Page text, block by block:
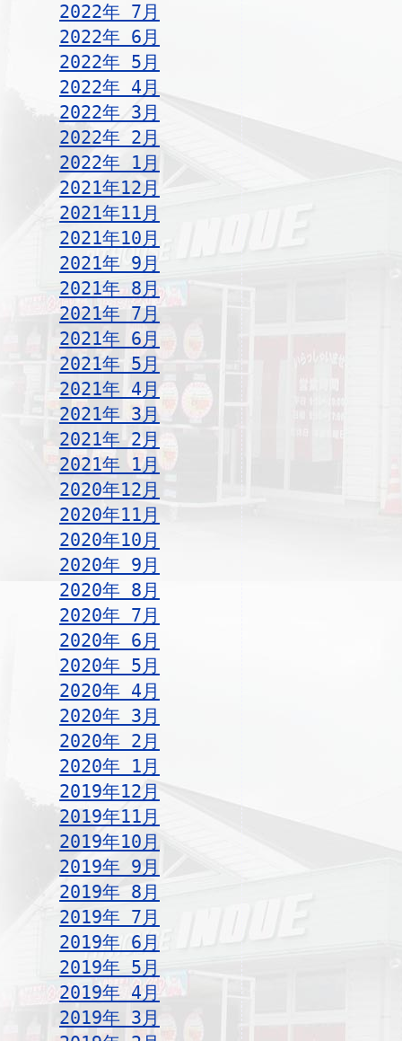
2022年 7月
2022年 6月
2022年 5月
2022年 4月
2022年 3月
2022年 2月
2022年 1月
2021年12月
2021年11月
2021年10月
2021年 9月
2021年 8月
2021年 7月
2021年 6月
2021年 5月
2021年 4月
2021年 3月
2021年 2月
2021年 1月
2020年12月
2020年11月
2020年10月
2020年 9月
2020年 8月
2020年 7月
2020年 6月
2020年 5月
2020年 4月
2020年 3月
2020年 2月
2020年 1月
2019年12月
2019年11月
2019年10月
2019年 9月
2019年 8月
2019年 7月
2019年 6月
2019年 5月
2019年 4月
2019年 3月